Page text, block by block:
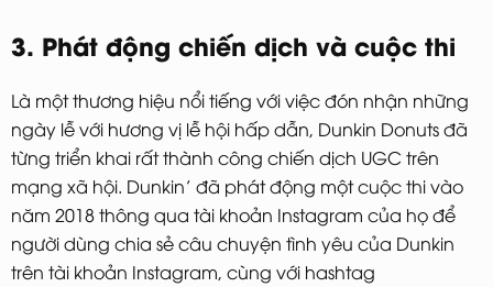
3. Phát động chiến dịch và cuộc thi
Là một thương hiệu nổi tiếng với việc đón nhận những
ngày lễ với hương vị lễ hội hấp dẫn, Dunkin Donuts đã
từng triển khai rất thành công chiến dịch UGC trên
mạng xã hội. Dunkin’ đã phát động một cuộc thi vào
năm 2018 thông qua tài khoản Instagram của họ để
người dùng chia sẻ câu chuyện tình yêu của Dunkin
trên tài khoản Instagram, cùng với hashtag